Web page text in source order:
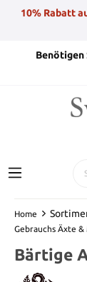
10% Rabatt
Benötigen
Home
Gebrauchs Äxte
Bärtige